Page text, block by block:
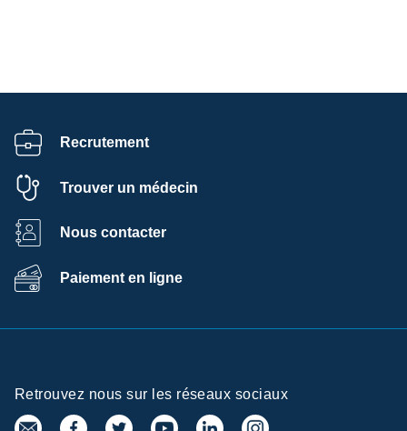
Recrutement
Trouver un médecin
Nous contacter
Paiement en ligne
Retrouvez nous sur les réseaux sociaux